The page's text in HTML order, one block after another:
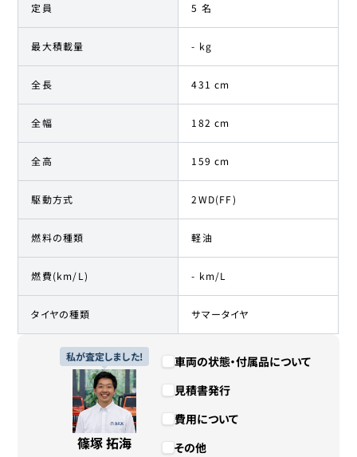
定員 5 名
最大積載量 - kg
全長 431 cm
全幅 182 cm
全高 159 cm
駆動方式 2WD(FF)
燃料の種類 軽油
燃費(km/L) - km/L
タイヤの種類 サマータイヤ
私が査定しました!
篠塚 拓海
車両の状態・付属品について
見積書発行
費用について
その他